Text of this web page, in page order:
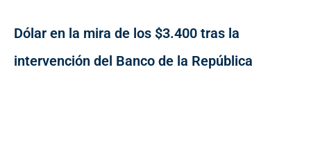
Dólar en la mira de los $3.400 tras la
intervención del Banco de la República